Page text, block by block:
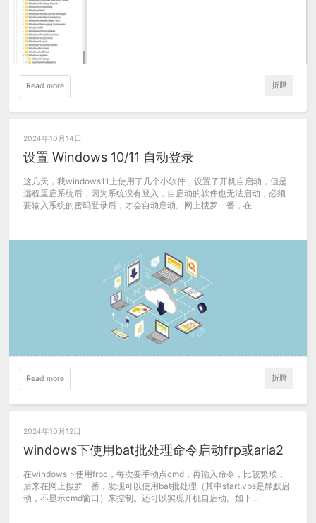
Read more 折腾
2024年10月14日
设置 Windows 10/11 自动登录
这几天，我windows11上使用了几个小软件，设置了开机自启动，但是
远程重启系统后，因为系统没有登入，自启动的软件也无法启动，必须
要输入系统的密码登录后，才会自动启动。网上搜罗一番，在...
Read more 折腾
2024年10月12日
windows下使用bat批处理命令启动frp或aria2
在windows下使用frpc，每次要手动点cmd，再输入命令，比较繁琐，
后来在网上搜罗一番，发现可以使用bat批处理（其中start.vbs是静默启
动，不显示cmd窗口）来控制。还可以实现开机自启动。如下...